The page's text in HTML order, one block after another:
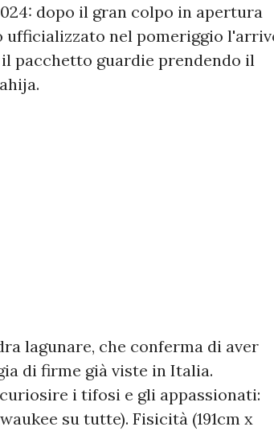
dopo il gran colpo in apertura
ufficializzato nel pomeriggio
pacchetto guardie prendendo il
lagunare, che conferma di aver
di firme già viste in Italia.
i tifosi e gli appassionati:
su tutte). Fisicità (191cm x